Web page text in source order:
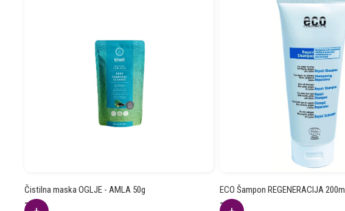
Čistilna maska OGLJE - AMLA 50g
7.93
€
ECO Šampon REGENERACIJA 200ml
7.30
€